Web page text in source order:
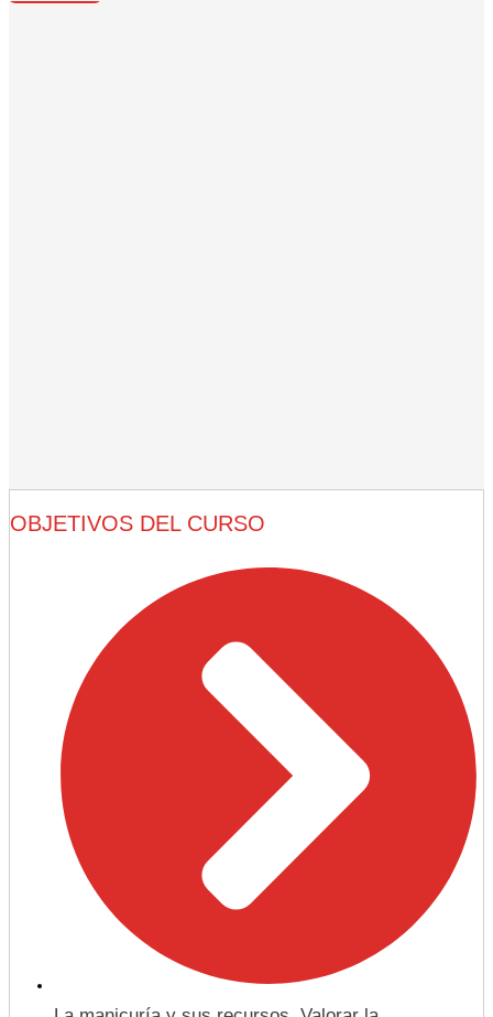
OBJETIVOS DEL CURSO